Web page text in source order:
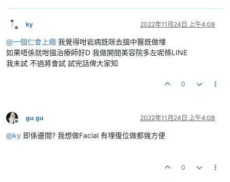
離線
ky 2022年11月24日 上午4:08
@一個仁會上癮 我覺得咁岩病既咪去搵中醫既做埋
如果唔係就咁搵治療師好D 我做開間美容院多左呢條LINE
我未試 不過將會試 試完話俾大家知
0
離線
gu gu 2022年11月24日 上午4:08
@ky 即係邊間? 我想做Facial 有埋復位做都幾方便
0